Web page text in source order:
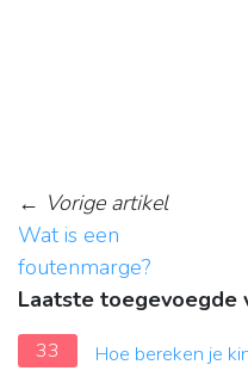
← Vorige artikel
Wat is een
foutenmarge?
Laatste toegevoegde
33
Hoe bereken je